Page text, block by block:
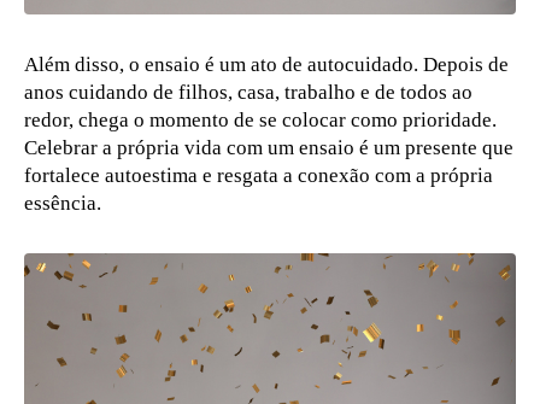
Além disso, o ensaio é um ato de autocuidado. Depois de
anos cuidando de filhos, casa, trabalho e de todos ao
redor, chega o momento de se colocar como prioridade.
Celebrar a própria vida com um ensaio é um presente que
fortalece autoestima e resgata a conexão com a própria
essência.